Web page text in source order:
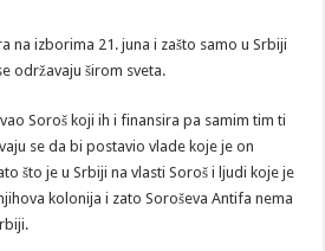
na izborima 21. juna i zašto samo u Srbiji
održavaju širom sveta.
Soroš koji ih i finansira pa samim tim ti
se da bi postavio vlade koje je on
što je u Srbiji na vlasti Soroš i ljudi koje je
kolonija i zato Soroševa Antifa nema